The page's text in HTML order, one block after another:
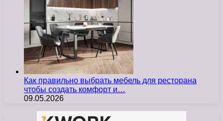
Как правильно выбрать мебель для ресторана
чтобы создать комфорт и…
09.05.2026